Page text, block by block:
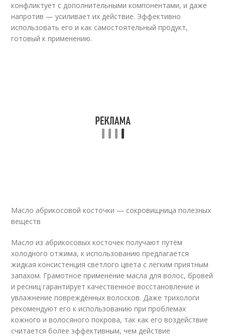
конфликтует с дополнительными компонентами, и даже
напротив — усиливает их действие. Эффективно
использовать его и как самостоятельный продукт,
готовый к применению.
Масло абрикосовой косточки — сокровищница полезных
веществ
Масло из абрикосовых косточек получают путём
холодного отжима, к использованию предлагается
жидкая консистенция светлого цвета с лёгким приятным
запахом. Грамотное применение масла для волос, бровей
и ресниц гарантирует качественное восстановление и
увлажнение повреждённых волосков. Даже трихологи
рекомендуют его к использованию при проблемах
кожного и волосяного покрова, так как его воздействие
считается более эффективным, чем действие